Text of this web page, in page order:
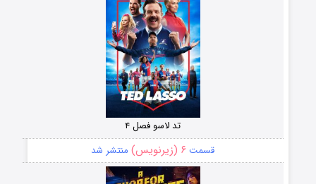
تد لاسو فصل ۴
قسمت ۶ (زیرنویس) منتشر شد